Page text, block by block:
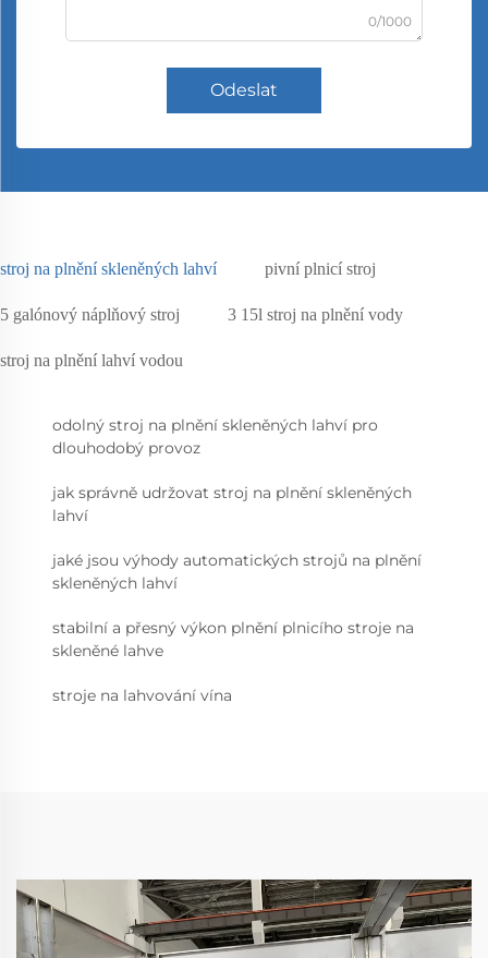
0/1000
Odeslat
stroj na plnění skleněných lahví pivní plnicí stroj
5 galónový náplňový stroj 3 15l stroj na plnění vody
stroj na plnění lahví vodou
odolný stroj na plnění skleněných lahví pro
dlouhodobý provoz
jak správně udržovat stroj na plnění skleněných
lahví
jaké jsou výhody automatických strojů na plnění
skleněných lahví
stabilní a přesný výkon plnění plnicího stroje na
skleněné lahve
stroje na lahvování vína